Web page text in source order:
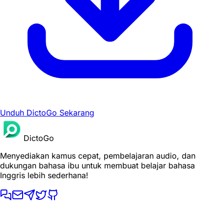
Unduh DictoGo Sekarang
DictoGo
Menyediakan kamus cepat, pembelajaran audio, dan
dukungan bahasa ibu untuk membuat belajar bahasa
Inggris lebih sederhana!